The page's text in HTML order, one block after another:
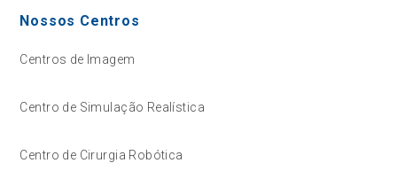
Nossos Centros
Centros de Imagem
Centro de Simulação Realística
Centro de Cirurgia Robótica